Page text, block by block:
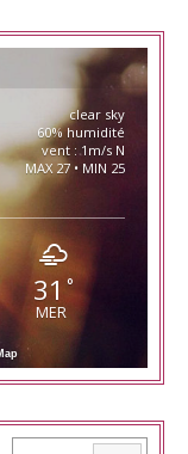
clear sky
60% humidité
vent : 1m/s N
MAX 27 • MIN 25
31 °
MER